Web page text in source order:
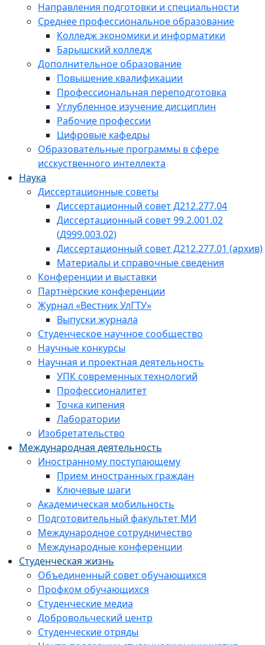
Направления подготовки и специальности
Среднее профессиональное образование
Колледж экономики и информатики
Барышский колледж
Дополнительное образование
Повышение квалификации
Профессиональная переподготовка
Углубленное изучение дисциплин
Рабочие профессии
Цифровые кафедры
Образовательные программы в сфере
исскуственного интеллекта
Наука
Диссертационные советы
Диссертационный совет Д212.277.04
Диссертационный совет 99.2.001.02
(Д999.003.02)
Диссертационный совет Д212.277.01 (архив)
Материалы и справочные сведения
Конференции и выставки
Партнёрские конференции
Журнал «Вестник УлГТУ»
Выпуски журнала
Студенческое научное сообщество
Научные конкурсы
Научная и проектная деятельность
УПК современных технологий
Профессионалитет
Точка кипения
Лаборатории
Изобретательство
Международная деятельность
Иностранному поступающему
Прием иностранных граждан
Ключевые шаги
Академическая мобильность
Подготовительный факультет МИ
Международное сотрудничество
Международные конференции
Студенческая жизнь
Объединенный совет обучающихся
Профком обучающихся
Студенческие медиа
Добровольческий центр
Студенческие отряды